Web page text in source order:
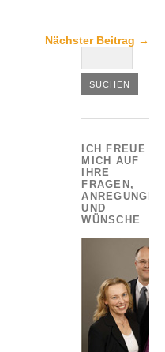
Nächster Beitrag →
ICH FREUE
MICH AUF
IHRE
FRAGEN,
ANREGUNGEN
UND
WÜNSCHE